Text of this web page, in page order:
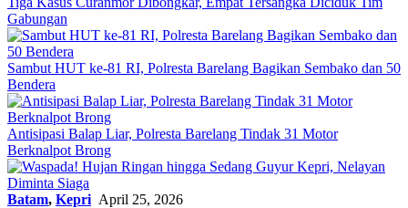
Gabungan
Sambut HUT ke-81 RI, Polresta Barelang Bagikan Sembako dan 50
Bendera
Antisipasi Balap Liar, Polresta Barelang Tindak 31 Motor
Berknalpot Brong
Batam, Kepri April 25, 2026